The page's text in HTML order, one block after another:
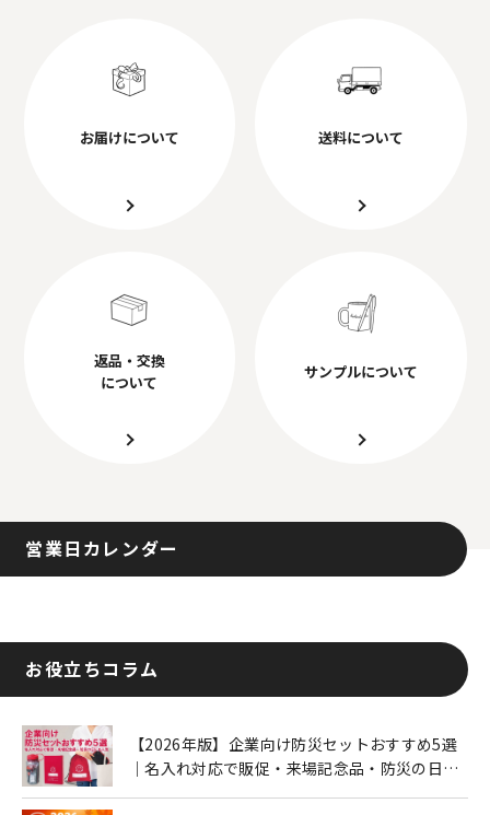
お届けについて 送料について
返品・交換
について
サンプルについて
営業日カレンダー
お役立ちコラム
【2026年版】企業向け防災セットおすすめ5選
｜名入れ対応で販促・来場記念品・防災の日に